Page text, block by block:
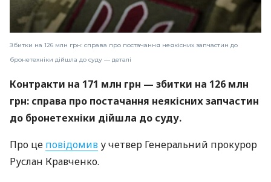
Збитки на 126 млн грн: справа про постачання неякісних запчастин до
бронетехніки дійшла до суду — деталі
Контракти на 171 млн грн — збитки на 126 млн
грн: справа про постачання неякісних запчастин
до бронетехніки дійшла до суду.
Про це повідомив у четвер Генеральний прокурор
Руслан Кравченко.